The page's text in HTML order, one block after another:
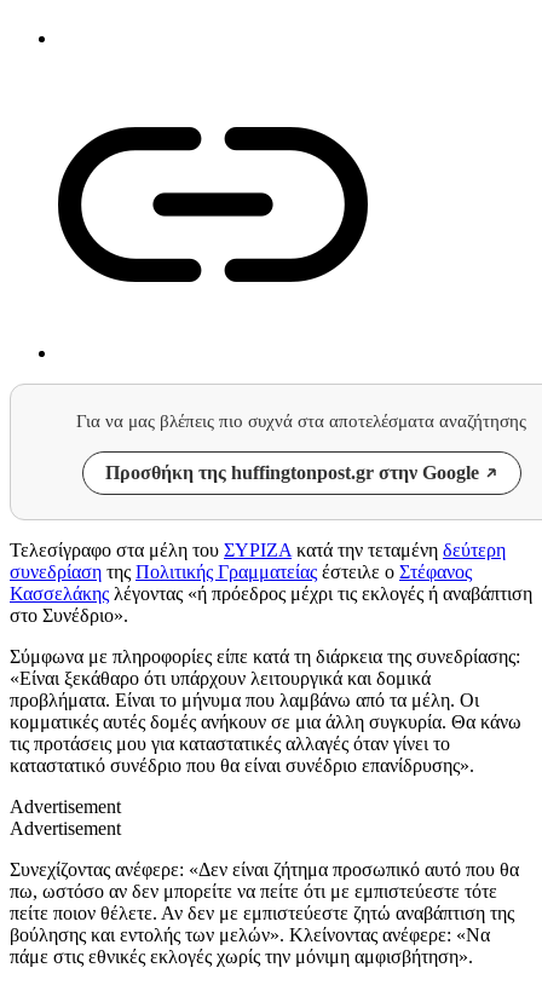
Για να μας βλέπεις πιο συχνά στα αποτελέσματα αναζήτησης
Προσθήκη της huffingtonpost.gr στην Google
Τελεσίγραφο στα μέλη του ΣΥΡΙΖΑ κατά την τεταμένη δεύτερη
συνεδρίαση της Πολιτικής Γραμματείας έστειλε ο Στέφανος
Κασσελάκης λέγοντας «ή πρόεδρος μέχρι τις εκλογές ή αναβάπτιση
στο Συνέδριο».
Σύμφωνα με πληροφορίες είπε κατά τη διάρκεια της συνεδρίασης:
«Είναι ξεκάθαρο ότι υπάρχουν λειτουργικά και δομικά
προβλήματα. Είναι το μήνυμα που λαμβάνω από τα μέλη. Οι
κομματικές αυτές δομές ανήκουν σε μια άλλη συγκυρία. Θα κάνω
τις προτάσεις μου για καταστατικές αλλαγές όταν γίνει το
καταστατικό συνέδριο που θα είναι συνέδριο επανίδρυσης».
Advertisement
Advertisement
Συνεχίζοντας ανέφερε: «Δεν είναι ζήτημα προσωπικό αυτό που θα
πω, ωστόσο αν δεν μπορείτε να πείτε ότι με εμπιστεύεστε τότε
πείτε ποιον θέλετε. Αν δεν με εμπιστεύεστε ζητώ αναβάπτιση της
βούλησης και εντολής των μελών». Κλείνοντας ανέφερε: «Να
πάμε στις εθνικές εκλογές χωρίς την μόνιμη αμφισβήτηση».